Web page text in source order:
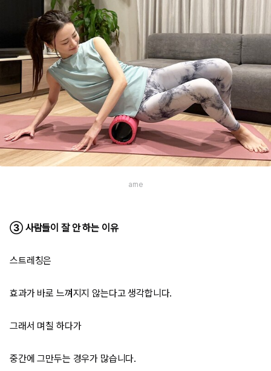
arne
③ 사람들이 잘 안 하는 이유
스트레칭은
효과가 바로 느껴지지 않는다고 생각합니다.
그래서 며칠 하다가
중간에 그만두는 경우가 많습니다.